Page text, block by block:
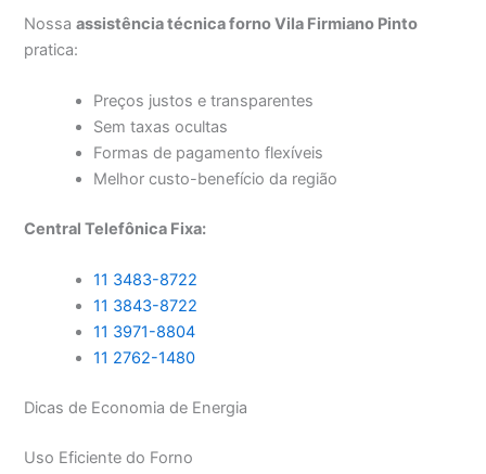
Nossaassistência técnica forno Vila Firmiano Pinto
pratica:
Preços justos e transparentes
Sem taxas ocultas
Formas de pagamento flexíveis
Melhor custo-benefício da região
Central Telefônica Fixa:
11 3483-8722
11 3843-8722
11 3971-8804
11 2762-1480
Dicas de Economia de Energia
Uso Eficiente do Forno